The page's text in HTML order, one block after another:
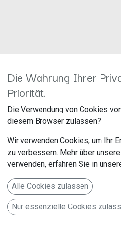
Kein Produkt definiert in der
Die Wahrung Ihrer
Priorität.
Die Verwendung von Cookies
diesem Browser zulassen?
Wir verwenden Cookies, um Ihr
zu verbessern. Mehr über
verwenden, erfahren Sie in
Alle Cookies zulassen
Nur essenzielle Cookies